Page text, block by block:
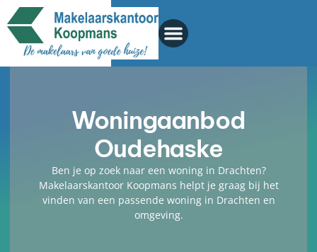
Woningaanbod
Oudehaske
Ben je op zoek naar een woning in Drachten?
Makelaarskantoor Koopmans helpt je graag bij het
vinden van een passende woning in Drachten en
omgeving.